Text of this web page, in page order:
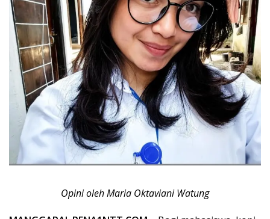
Opini oleh Maria Oktaviani Watung